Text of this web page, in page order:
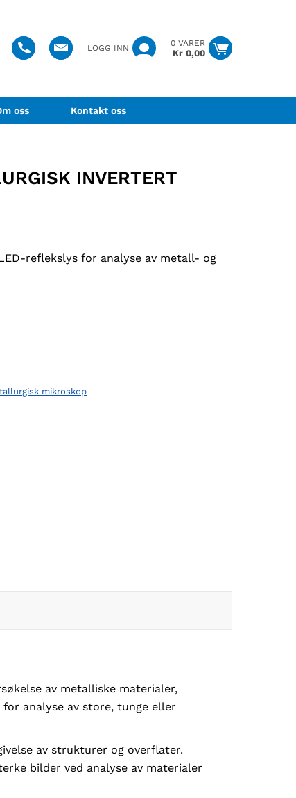
LOGG INN
0 VARER
Kr0,00
oss Kontakt oss
INVERTERT
reflekslys for analyse av metall- og
mikroskop
av metalliske materialer,
analyse av store, tunge eller
av strukturer og overflater.
bilder ved analyse av materialer